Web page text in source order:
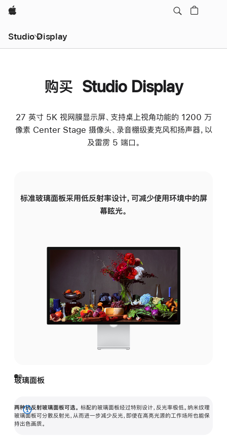
Apple
Studio Display
购买 Studio Display
27 英寸 5K 视网膜显示屏、支持桌上视角功能的 1200 万
像素 Center Stage 摄像头、录音棚级麦克风和扬声器，以
及雷雳 5 端口。
标准玻璃面板采用低反射率设计，可减少使用环境中的屏
幕眩光。
玻璃面板
两种抗反射玻璃面板可选。 标配的玻璃面板经过特别设计，反光率极低。纳米纹理
玻璃面板可分散反射光，从而进一步减少反光，即使在高亮光源的工作场所也能保
持出色画质。
展
开